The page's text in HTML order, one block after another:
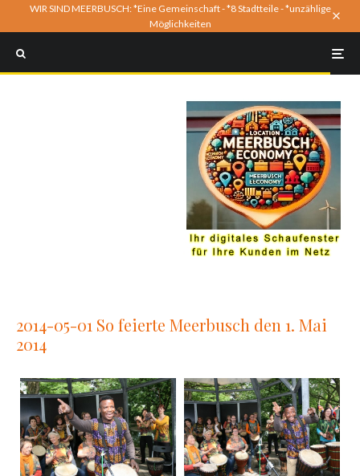
WIR SIND MEERBUSCH: *Eine Gemeinschaft - *8 Stadtteile - *unzählige
Möglichkeiten
2014-05-01 So feierte Meerbusch den 1. Mai
2014